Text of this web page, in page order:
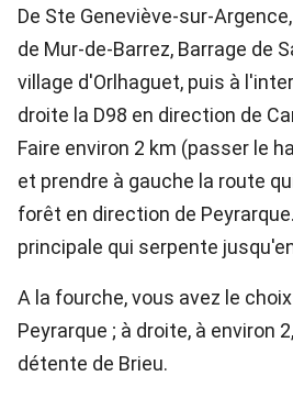
De Ste Geneviève-sur-
de Mur-de-Barrez, Barrage de
village d'Orlhaguet, puis à
droite la D98 en direction de
Faire environ 2 km (passer le
et prendre à gauche la route
forêt en direction de
principale qui serpente
A la fourche, vous avez le
Peyrarque ; à droite, à environ
détente de Brieu.